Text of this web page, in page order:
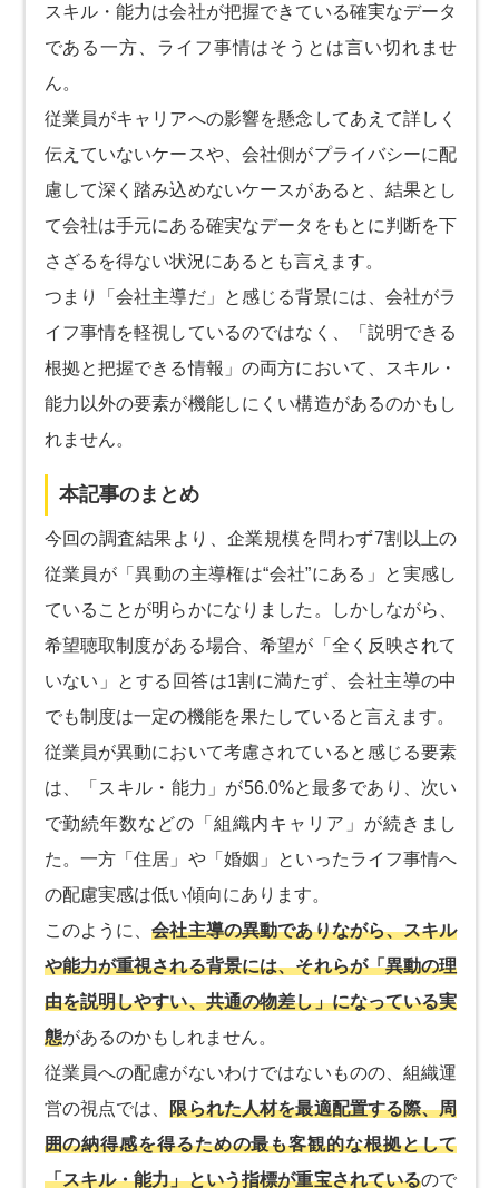
スキル・能力は会社が把握できている確実なデータ
である一方、ライフ事情はそうとは言い切れませ
ん。
従業員がキャリアへの影響を懸念してあえて詳しく
伝えていないケースや、会社側がプライバシーに配
慮して深く踏み込めないケースがあると、結果とし
て会社は手元にある確実なデータをもとに判断を下
さざるを得ない状況にあるとも言えます。
つまり「会社主導だ」と感じる背景には、会社がラ
イフ事情を軽視しているのではなく、「説明できる
根拠と把握できる情報」の両方において、スキル・
能力以外の要素が機能しにくい構造があるのかもし
れません。
本記事のまとめ
今回の調査結果より、企業規模を問わず7割以上の
従業員が「異動の主導権は“会社”にある」と実感し
ていることが明らかになりました。しかしながら、
希望聴取制度がある場合、希望が「全く反映されて
いない」とする回答は1割に満たず、会社主導の中
でも制度は一定の機能を果たしていると言えます。
従業員が異動において考慮されていると感じる要素
は、「スキル・能力」が56.0%と最多であり、次い
で勤続年数などの「組織内キャリア」が続きまし
た。一方「住居」や「婚姻」といったライフ事情へ
の配慮実感は低い傾向にあります。
このように、会社主導の異動でありながら、スキル
や能力が重視される背景には、それらが「異動の理
由を説明しやすい、共通の物差し」になっている実
態があるのかもしれません。
従業員への配慮がないわけではないものの、組織運
営の視点では、限られた人材を最適配置する際、周
囲の納得感を得るための最も客観的な根拠として
「スキル・能力」という指標が重宝されているので